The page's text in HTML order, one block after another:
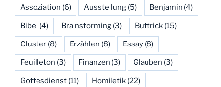
Assoziation (6) Ausstellung (5) Benjamin (4)
Bibel (4) Brainstorming (3) Buttrick (15)
Cluster (8) Erzählen (8) Essay (8)
Feuilleton (3) Finanzen (3) Glauben (3)
Gottesdienst (11) Homiletik (22)